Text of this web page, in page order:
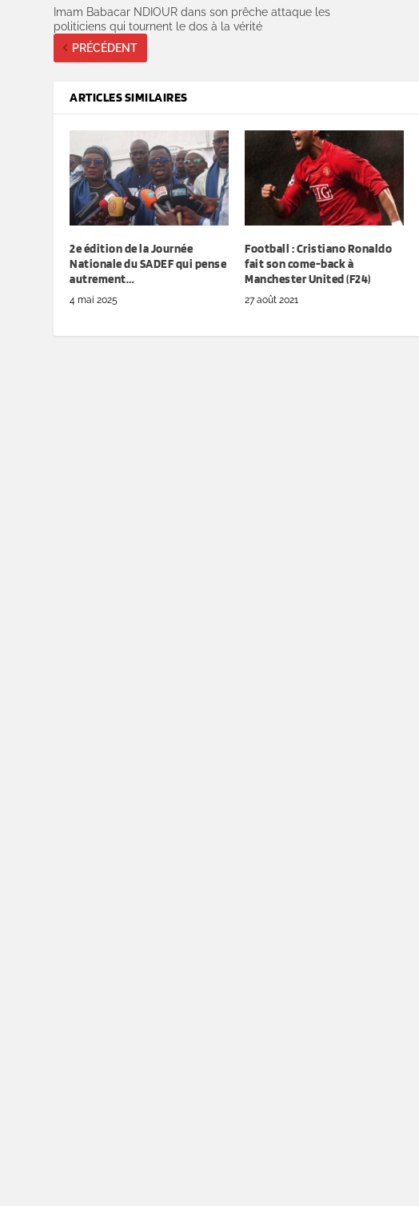
Imam Babacar NDIOUR dans son prêche attaque les
politiciens qui tournent le dos à la vérité
PRÉCÉDENT
ARTICLES SIMILAIRES
2e édition de la Journée
Nationale du SADEF qui pense
autrement…
4 mai 2025
Football : Cristiano Ronaldo
fait son come-back à
Manchester United (F24)
27 août 2021